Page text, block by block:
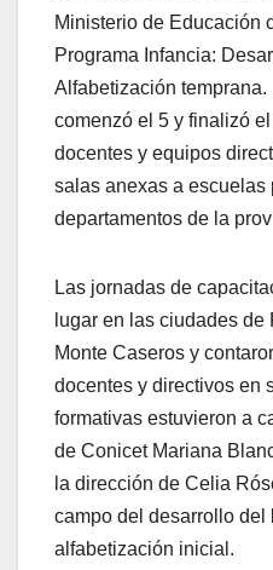
Ministerio de Educación
Programa Infancia:
Alfabetización temprana.
comenzó el 5 y finalizó
docentes y equipos
salas anexas a escuelas
departamentos de la
Las jornadas de
lugar en las ciudades
Monte Caseros y
docentes y directivos en
formativas estuvieron a
de Conicet Mariana
la dirección de Celia
campo del desarrollo del
alfabetización inicial.